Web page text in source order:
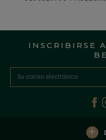
INSCRIBIRSE
+